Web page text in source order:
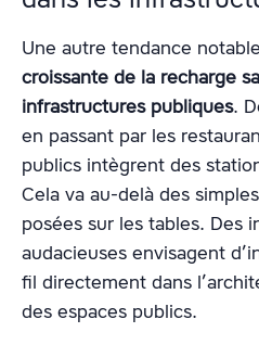
Une autre tendance
croissante de la recharge
infrastructures publiques.
en passant par les
publics intègrent des
Cela va au-delà des
posées sur les tables. Des
audacieuses envisagent
fil directement dans
des espaces publics.